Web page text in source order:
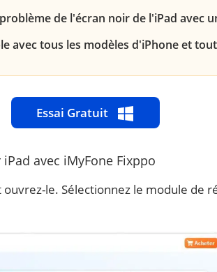
de l'écran noir de l'iPad avec
avec tous les modèles d'iPhone et
Essai Gratuit
avec iMyFone Fixppo
le. Sélectionnez le module de